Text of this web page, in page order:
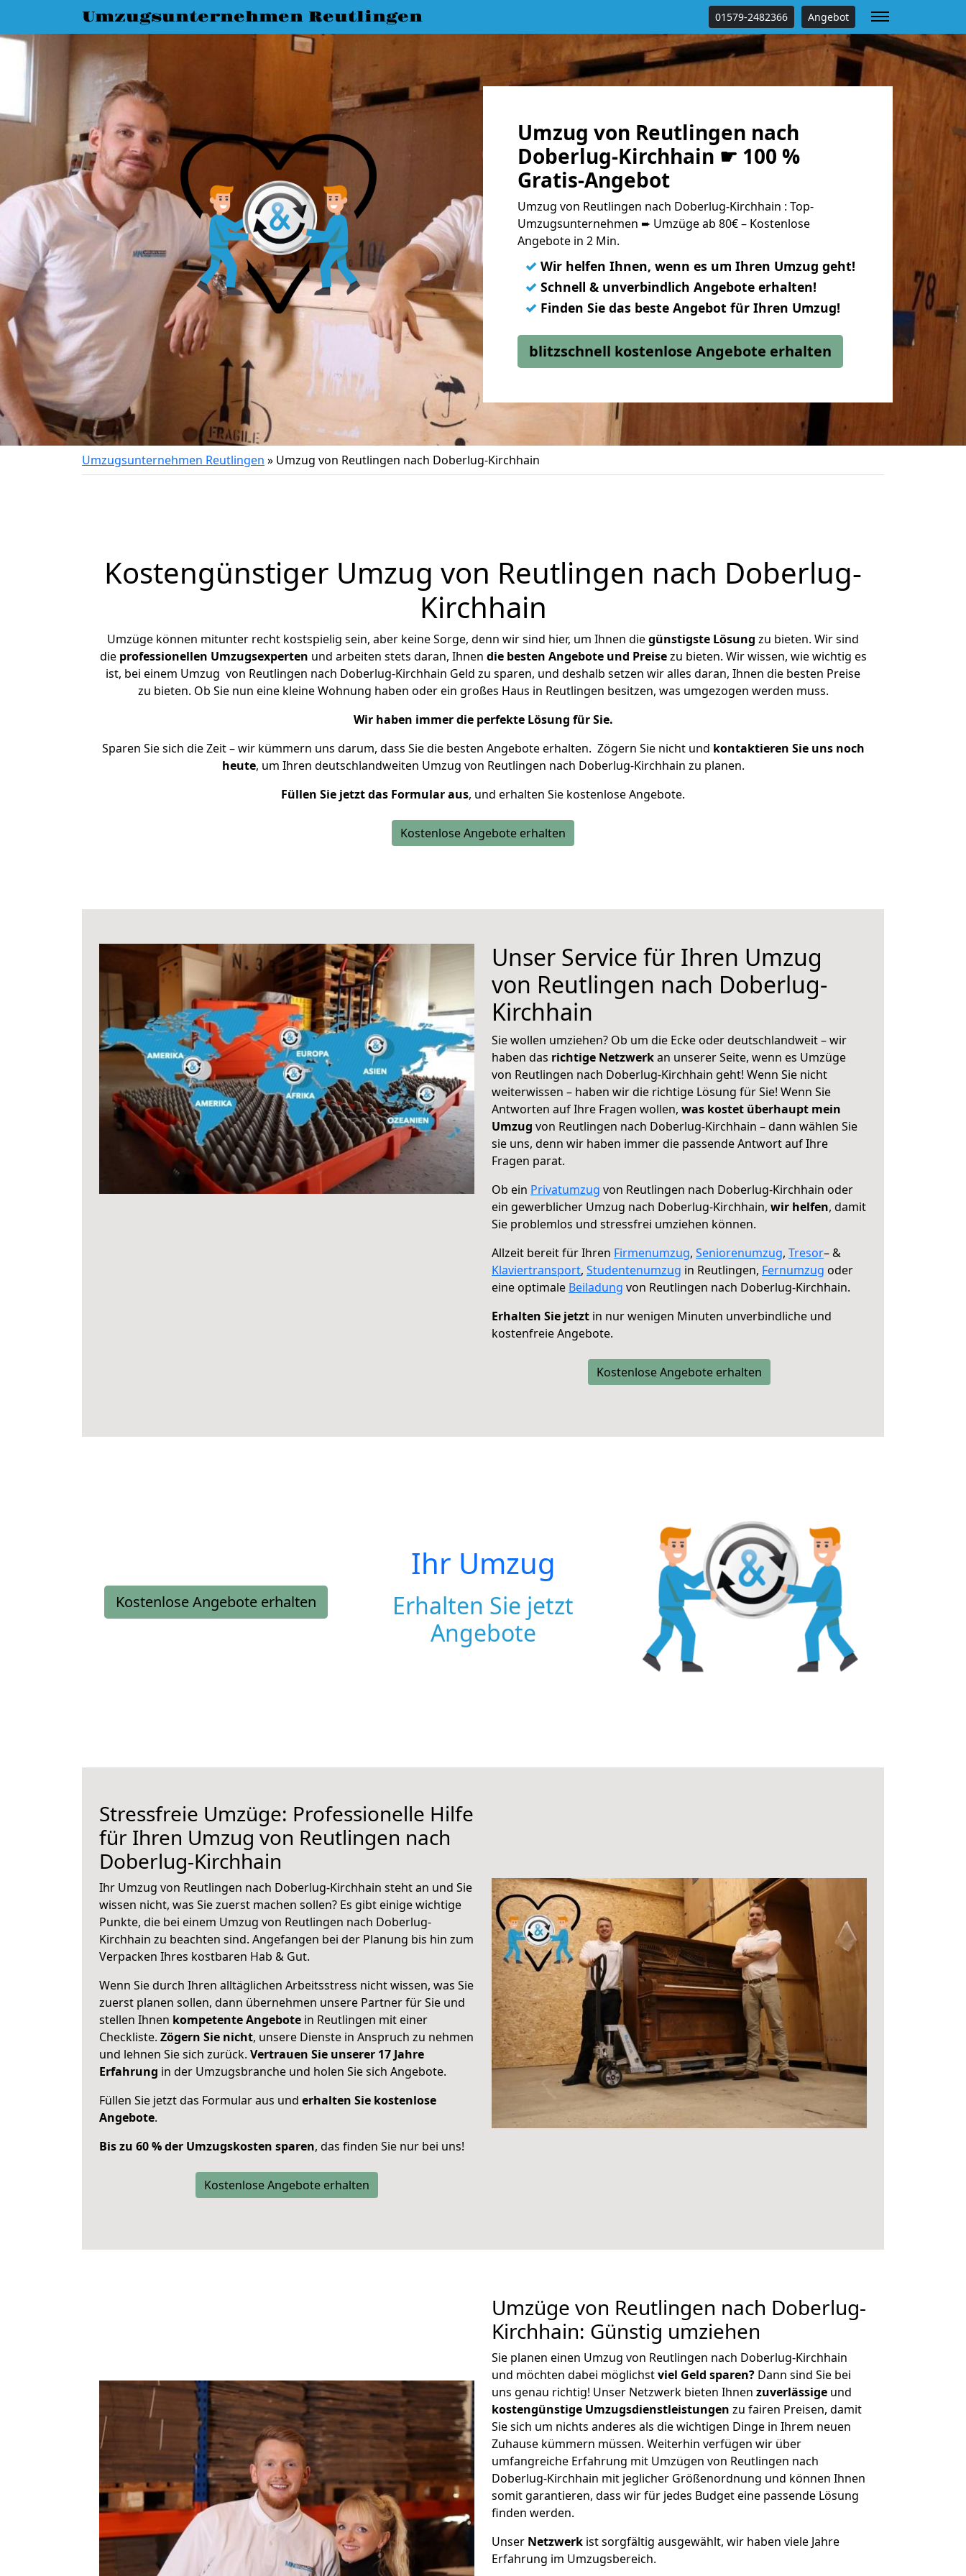
Umzugsunternehmen Reutlingen 01579-2482366 Angebot
Umzug von Reutlingen nach
Doberlug-Kirchhain ☛ 100 %
Gratis-Angebot
Umzug von Reutlingen nach Doberlug-Kirchhain : Top-
Umzugsunternehmen ➨ Umzüge ab 80€ – Kostenlose
Angebote in 2 Min.
✓ Wir helfen Ihnen, wenn es um Ihren Umzug geht!
✓ Schnell & unverbindlich Angebote erhalten!
✓ Finden Sie das beste Angebot für Ihren Umzug!
blitzschnell kostenlose Angebote erhalten
Umzugsunternehmen Reutlingen » Umzug von Reutlingen nach Doberlug-Kirchhain
Kostengünstiger Umzug von Reutlingen nach Doberlug-
Kirchhain
Umzüge können mitunter recht kostspielig sein, aber keine Sorge, denn wir sind hier, um Ihnen diegünstigste Lösung zu bieten. Wir sind
die professionellen Umzugsexperten und arbeiten stets daran, Ihnen die besten Angebote und Preisezu bieten. Wir wissen, wie wichtig es
ist, bei einem Umzug von Reutlingen nach Doberlug-Kirchhain Geld zu sparen, und deshalb setzen wir alles daran, Ihnen die besten Preise
zu bieten. Ob Sie nun eine kleine Wohnung haben oder ein großes Haus in Reutlingen besitzen, was umgezogen werden muss.
Wir haben immer die perfekte Lösung für Sie.
Sparen Sie sich die Zeit – wir kümmern uns darum, dass Sie die besten Angebote erhalten. Zögern Sie nicht und kontaktieren Sie uns noch
heute, um Ihren deutschlandweiten Umzug von Reutlingen nach Doberlug-Kirchhain zu planen.
Füllen Sie jetzt das Formular aus, und erhalten Sie kostenlose Angebote.
Kostenlose Angebote erhalten
Unser Service für Ihren Umzug
von Reutlingen nach Doberlug-
Kirchhain
Sie wollen umziehen? Ob um die Ecke oder deutschlandweit – wir
haben das richtige Netzwerkan unserer Seite, wenn es Umzüge
von Reutlingen nach Doberlug-Kirchhain geht! Wenn Sie nicht
weiterwissen – haben wir die richtige Lösung für Sie! Wenn Sie
Antworten auf Ihre Fragen wollen, was kostet überhaupt mein
Umzug von Reutlingen nach Doberlug-Kirchhain – dann wählen Sie
sie uns, denn wir haben immer die passende Antwort auf Ihre
Fragen parat.
Ob ein Privatumzug von Reutlingen nach Doberlug-Kirchhain oder
ein gewerblicher Umzug nach Doberlug-Kirchhain, wir helfen, damit
Sie problemlos und stressfrei umziehen können.
Allzeit bereit für Ihren Firmenumzug, Seniorenumzug, Tresor– &
Klaviertransport, Studentenumzug in Reutlingen, Fernumzug oder
eine optimale Beiladung von Reutlingen nach Doberlug-Kirchhain.
Erhalten Sie jetzt in nur wenigen Minuten unverbindliche und
kostenfreie Angebote.
Kostenlose Angebote erhalten
Kostenlose Angebote erhalten
Ihr Umzug
Erhalten Sie jetzt
Angebote
Stressfreie Umzüge: Professionelle Hilfe
für Ihren Umzug von Reutlingen nach
Doberlug-Kirchhain
Ihr Umzug von Reutlingen nach Doberlug-Kirchhain steht an und Sie
wissen nicht, was Sie zuerst machen sollen? Es gibt einige wichtige
Punkte, die bei einem Umzug von Reutlingen nach Doberlug-
Kirchhain zu beachten sind. Angefangen bei der Planung bis hin zum
Verpacken Ihres kostbaren Hab & Gut.
Wenn Sie durch Ihren alltäglichen Arbeitsstress nicht wissen, was Sie
zuerst planen sollen, dann übernehmen unsere Partner für Sie und
stellen Ihnen kompetente Angebote in Reutlingen mit einer
Checkliste. Zögern Sie nicht, unsere Dienste in Anspruch zu nehmen
und lehnen Sie sich zurück. Vertrauen Sie unserer 17 Jahre
Erfahrung in der Umzugsbranche und holen Sie sich Angebote.
Füllen Sie jetzt das Formular aus und erhalten Sie kostenlose
Angebote.
Bis zu 60 % der Umzugskosten sparen, das finden Sie nur bei uns!
Kostenlose Angebote erhalten
Umzüge von Reutlingen nach Doberlug-
Kirchhain: Günstig umziehen
Sie planen einen Umzug von Reutlingen nach Doberlug-Kirchhain
und möchten dabei möglichstviel Geld sparen? Dann sind Sie bei
uns genau richtig! Unser Netzwerk bieten Ihnen zuverlässige und
kostengünstige Umzugsdienstleistungen zu fairen Preisen, damit
Sie sich um nichts anderes als die wichtigen Dinge in Ihrem neuen
Zuhause kümmern müssen. Weiterhin verfügen wir über
umfangreiche Erfahrung mit Umzügen von Reutlingen nach
Doberlug-Kirchhain mit jeglicher Größenordnung und können Ihnen
somit garantieren, dass wir für jedes Budget eine passende Lösung
finden werden.
Unser Netzwerk ist sorgfältig ausgewählt, wir haben viele Jahre
Erfahrung im Umzugsbereich.